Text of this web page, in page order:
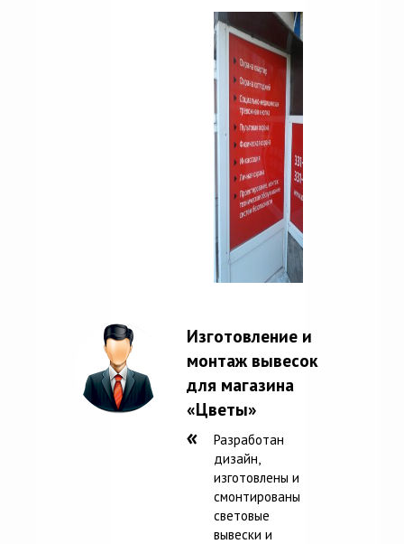
Изготовление и
монтаж вывесок
для магазина
«Цветы»
Разработан
дизайн,
изготовлены и
смонтированы
световые
вывески и